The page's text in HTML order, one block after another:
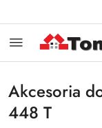
Akcesoria
448 T